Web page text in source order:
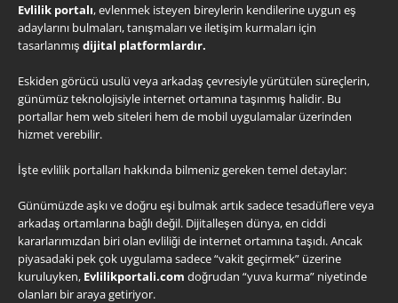
Evlilik portalı, evlenmek isteyen bireylerin kendilerine uygun eş
adaylarını bulmaları, tanışmaları ve iletişim kurmaları için
tasarlanmış dijital platformlardır.
Eskiden görücü usulü veya arkadaş çevresiyle yürütülen süreçlerin,
günümüz teknolojisiyle internet ortamına taşınmış halidir. Bu
portallar hem web siteleri hem de mobil uygulamalar üzerinden
hizmet verebilir.
İşte evlilik portalları hakkında bilmeniz gereken temel detaylar:
Günümüzde aşkı ve doğru eşi bulmak artık sadece tesadüflere veya
arkadaş ortamlarına bağlı değil. Dijitalleşen dünya, en ciddi
kararlarımızdan biri olan evliliği de internet ortamına taşıdı. Ancak
piyasadaki pek çok uygulama sadece “vakit geçirmek” üzerine
kuruluyken, Evlilikportali.com doğrudan “yuva kurma” niyetinde
olanları bir araya getiriyor.